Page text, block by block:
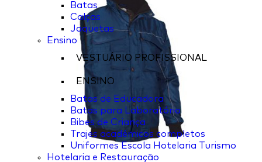
Batas
Calças
Jaquetas
Ensino
VESTUÁRIO PROFISSIONAL
ENSINO
Batas de Educadora
Batas para Laboratório
Bibes de Criança
Trajes académicos completos
Uniformes Escola Hotelaria Turismo
Hotelaria e Restauração